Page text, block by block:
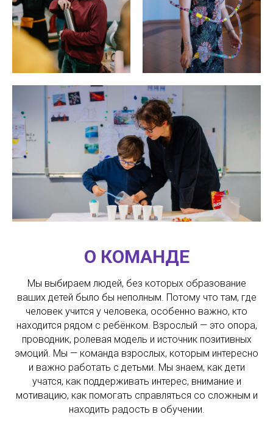
О КОМАНДЕ
Мы выбираем людей, без которых образование
ваших детей было бы неполным. Потому что там, где
человек учится у человека, особенно важно, кто
находится рядом с ребёнком. Взрослый — это опора,
проводник, ролевая модель и источник позитивных
эмоций. Мы — команда взрослых, которым интересно
и важно работать с детьми. Мы знаем, как дети
учатся, как поддерживать интерес, внимание и
мотивацию, как помогать справляться со сложным и
находить радость в обучении.